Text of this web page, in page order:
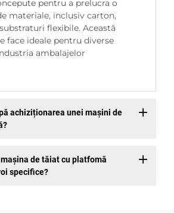
pentru a prelucra o
materiale, inclusiv carton,
flexibile. Această
face ideale pentru diverse
ambalajelor
achiziționarea unei mașini de
de tăiat cu platfomă
specifice?